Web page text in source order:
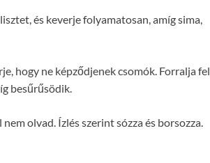
és keverje folyamatosan, amíg sima,
hogy ne képződjenek csomók. Forralja fel
besűrűsödik.
olvad. Ízlés szerint sózza és borsozza.